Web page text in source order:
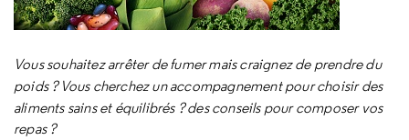
Vous souhaitez arrêter de fumer mais craignez de prendre du
poids ? Vous cherchez un accompagnement pour choisir des
aliments sains et équilibrés ? des conseils pour composer vos
repas ?